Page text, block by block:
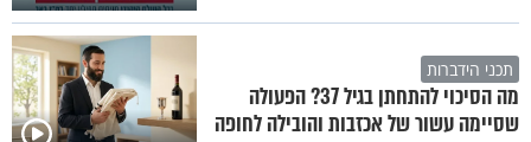
תכני הידברות
מה הסיכוי להתחתן בגיל 37? הפעולה
שסיימה עשור של אכזבות והובילה לחופה